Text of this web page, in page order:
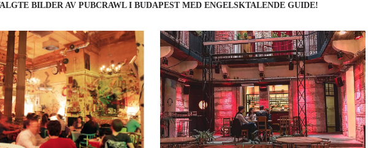
BILDER AV PUBCRAWL I BUDAPEST MED ENGELSKTALENDE GUIDE!